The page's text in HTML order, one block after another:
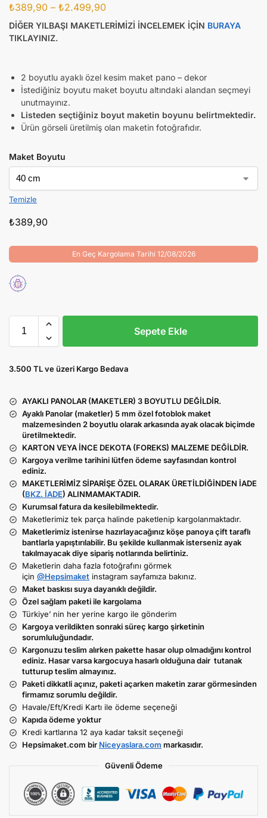
₺389,90 – ₺2.499,90
DİĞER YILBAŞI MAKETLERİMİZİ İNCELEMEK İÇİN BURAYA
TIKLAYINIZ.
2 boyutlu ayaklı özel kesim maket pano – dekor
İstediğiniz boyutu maket boyutu altındaki alandan seçmeyi
unutmayınız.
Listeden seçtiğiniz boyut maketin boyunu belirtmektedir.
Ürün görseli üretilmiş olan maketin fotoğrafıdır.
Maket Boyutu
Temizle
₺389,90
En Geç Kargolama Tarihi 12/08/2026
Sepete Ekle
3.500 TL ve üzeri Kargo Bedava
AYAKLI PANOLAR (MAKETLER) 3 BOYUTLU DEĞİLDİR.
Ayaklı Panolar (maketler) 5 mm özel fotoblok maket
malzemesinden 2 boyutlu olarak arkasında ayak olacak biçimde
üretilmektedir.
KARTON VEYA İNCE DEKOTA (FOREKS) MALZEME DEĞİLDİR.
Kargoya verilme tarihini lütfen ödeme sayfasından kontrol
ediniz.
MAKETLERİMİZ SİPARİŞE ÖZEL OLARAK ÜRETİLDİĞİNDEN İADE
(BKZ. İADE) ALINMAMAKTADIR.
Kurumsal fatura da kesilebilmektedir.
Maketlerimiz tek parça halinde paketlenip kargolanmaktadır.
Maketlerimiz istenirse hazırlayacağınız köşe panoya çift taraflı
bantlarla yapıştırılabilir. Bu şekilde kullanmak isterseniz ayak
takılmayacak diye sipariş notlarında belirtiniz.
Maketlerin daha fazla fotoğrafını görmek
için @Hepsimaket instagram sayfamıza bakınız.
Maket baskısı suya dayanıklı değildir.
Özel sağlam paketi ile kargolama
Türkiye’ nin her yerine kargo ile gönderim
Kargoya verildikten sonraki süreç kargo şirketinin
sorumluluğundadır.
Kargonuzu teslim alırken pakette hasar olup olmadığını kontrol
ediniz. Hasar varsa kargocuya hasarlı olduğuna dair tutanak
tutturup teslim almayınız.
Paketi dikkatli açınız, paketi açarken maketin zarar görmesinden
firmamız sorumlu değildir.
Havale/Eft/Kredi Kartı ile ödeme seçeneği
Kapıda ödeme yoktur
Kredi kartlarına 12 aya kadar taksit seçeneği
Hepsimaket.com bir Niceyaslara.com markasıdır.
Güvenli Ödeme